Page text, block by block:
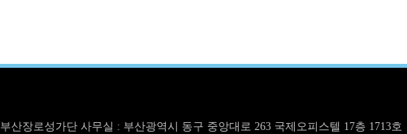
부산장로성가단 사무실 : 부산광역시 동구 중앙대로 263 국제오피스텔 17층 1713호